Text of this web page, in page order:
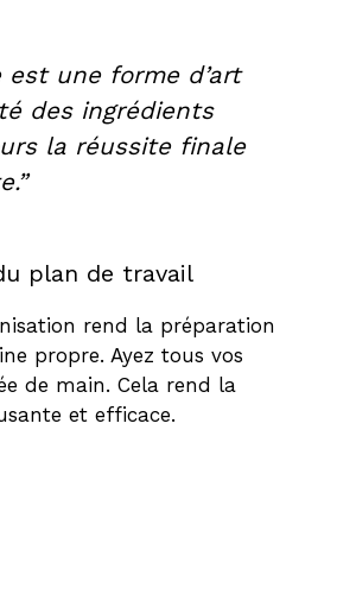
est une forme d’art
des ingrédients
la réussite finale
plan de travail
rend la préparation
propre. Ayez tous vos
de main. Cela rend la
et efficace.